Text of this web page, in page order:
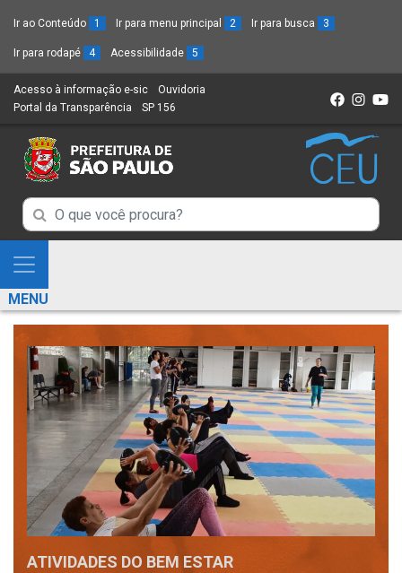
Ir ao Conteúdo 1 Ir para menu principal 2 Ir para busca 3
Ir para rodapé 4 Acessibilidade 5
Acesso à informação e-sic (Link
para
novo
sítio)
Ouvidoria
Portal da Transparência (Link
um
novo
SP 156
Campo
de
Busca
de
informações
Campo
de
de
informações
Mostra
e
Esconde
Menu
MENU
ATIVIDADES DO BEM ESTAR